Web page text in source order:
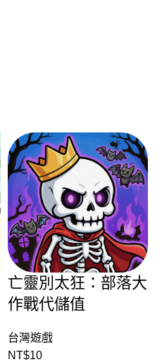
亡靈別太狂：部落大
作戰代儲值
台灣遊戲
NT$10